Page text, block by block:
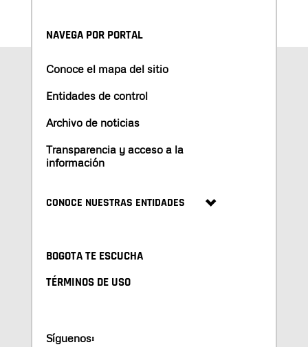
NAVEGA POR PORTAL
Conoce el mapa del sitio
Entidades de control
Archivo de noticias
Transparencia y acceso a la
información
CONOCE NUESTRAS ENTIDADES
BOGOTA TE ESCUCHA
TÉRMINOS DE USO
Síguenos: